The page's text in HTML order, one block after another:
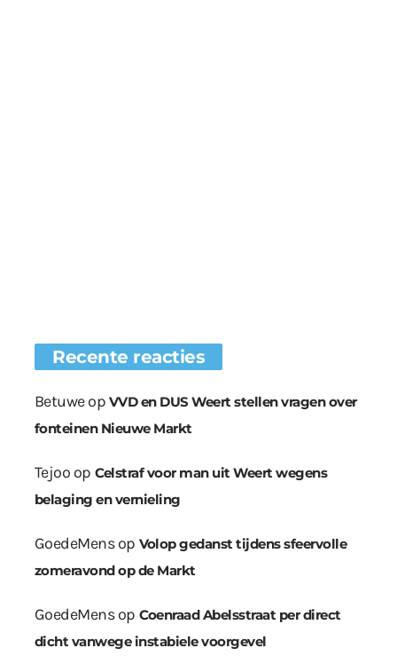
Recente reacties
Betuweop VVD en DUS Weert stellen vragen over
fonteinen Nieuwe Markt
Tejoo op Celstraf voor man uit Weert wegens
belaging en vernieling
GoedeMensop Volop gedanst tijdens sfeervolle
zomeravond op de Markt
GoedeMensop Coenraad Abelsstraat per direct
dicht vanwege instabiele voorgevel